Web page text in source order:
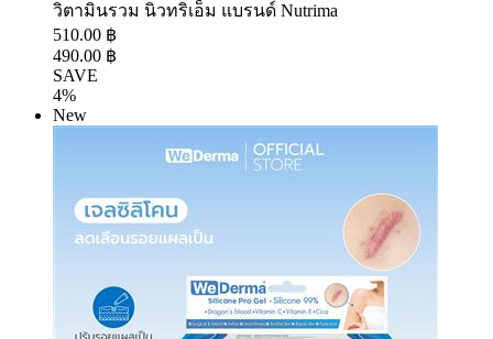
วิตามินรวม นิวทริเอ็ม แบรนด์ Nutrima
510.00 ฿
490.00 ฿
SAVE
4%
New